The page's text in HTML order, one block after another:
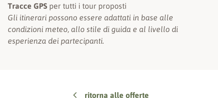
Tracce GPS per tutti i tour proposti
Gli itinerari possono essere adattati in base alle
condizioni meteo, allo stile di guida e al livello di
esperienza dei partecipanti.
ritorna alle offerte